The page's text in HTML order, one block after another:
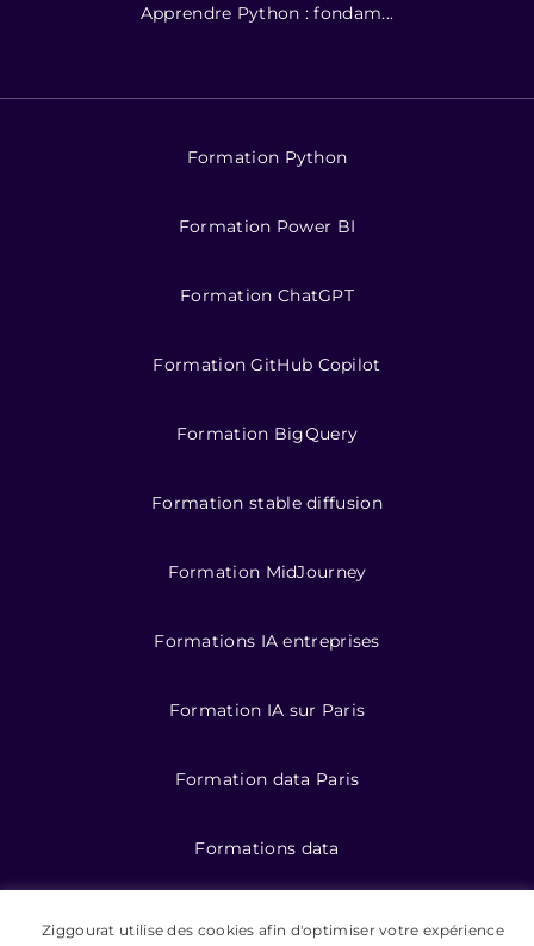
Apprendre Python : fondam...
Formation Python
Formation Power BI
Formation ChatGPT
Formation GitHub Copilot
Formation BigQuery
Formation stable diffusion
Formation MidJourney
Formations IA entreprises
Formation IA sur Paris
Formation data Paris
Formations data
Ziggourat utilise des cookies afin d'optimiser votre expérience